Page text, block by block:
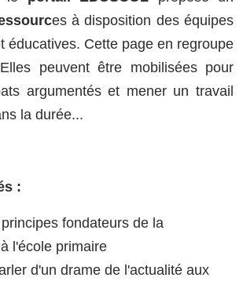
es à disposition des équipes
éducatives. Cette page en regroupe
peuvent être mobilisées pour
argumentés et mener un travail
la durée...
:
fondateurs de la
l'école primaire
d'un drame de l'actualité aux